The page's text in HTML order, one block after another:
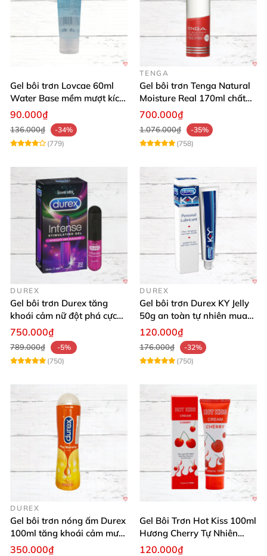
Gel bôi trơn Lovcae 60ml
Water Base mềm mượt kích
thích
90.000₫
136.000₫
-34%
(779)
TENGA
Gel bôi trơn Tenga Natural
Moisture Real 170ml chất
lượng cao mềm mượt an
700.000₫
1.076.000₫
-35%
(758)
DUREX
Gel bôi trơn Durex tăng
khoái cảm nữ đột phá cực
thích
750.000₫
789.000₫
-5%
(750)
DUREX
Gel bôi trơn Durex KY Jelly
50g an toàn tự nhiên mua
ngay
120.000₫
176.000₫
-32%
(750)
DUREX
Gel bôi trơn nóng ấm Durex
100ml tăng khoái cảm mượt
mà
350.000₫
Gel Bôi Trơn Hot Kiss 100ml
Hương Cherry Tự Nhiên
Mượt Mà
120.000₫